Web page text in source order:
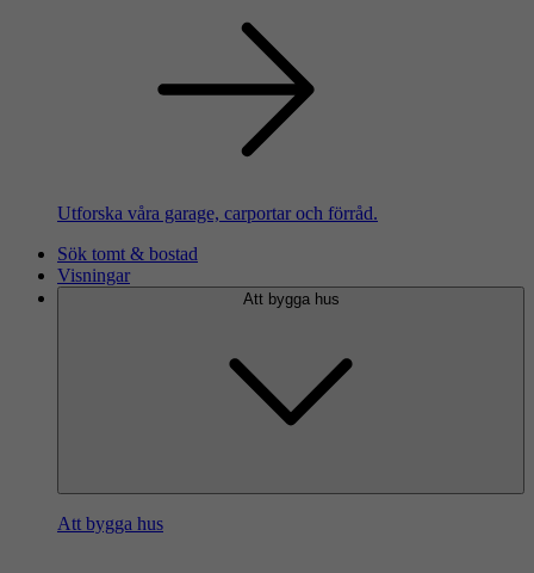
Utforska våra garage, carportar och förråd.
Sök tomt & bostad
Visningar
Att bygga hus
Att bygga hus